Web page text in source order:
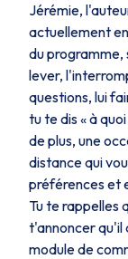
Jérémie,
actuellement
du programme,
lever,
questions, lui
tu te dis « à
de plus, une
distance qui
préférences et
Tu te rappelles
t'annoncer qu'il
module de